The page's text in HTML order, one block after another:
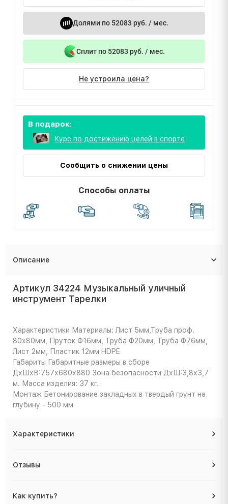
Долями по 52083 руб. / мес.
Сплит по 52083 руб. / мес.
Не устроила цена?
В подарок:
Курс по достижению целей в спорте
Сообщить о снижении цены
Способы оплаты
Описание
Артикул 34224 Музыкальный уличный
инструмент Тарелки
Характеристики Материалы: Лист 5мм,Труба проф.
80х80мм, Пруток Ф16мм, Труба Ф20мм, Труба Ф76мм,
Лист 2мм, Пластик 12мм HDPE
Габариты Габаритные размеры в сборе
ДхШхВ:757х680х880 Зона безопасности ДхШ:3,8х3,7
м. Масса изделия: 37 кг.
Монтаж Бетонирование закладных в твердый грунт на
глубину - 500 мм
Характеристики
Отзывы
Как купить?